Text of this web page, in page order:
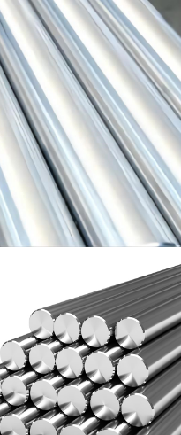
поршневой с
стальной вал
подшипником, жестк